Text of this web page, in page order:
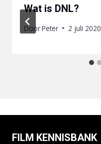
Wat is DNL?
DoorPeter 2 juli 2020
FILM KENNISBANK